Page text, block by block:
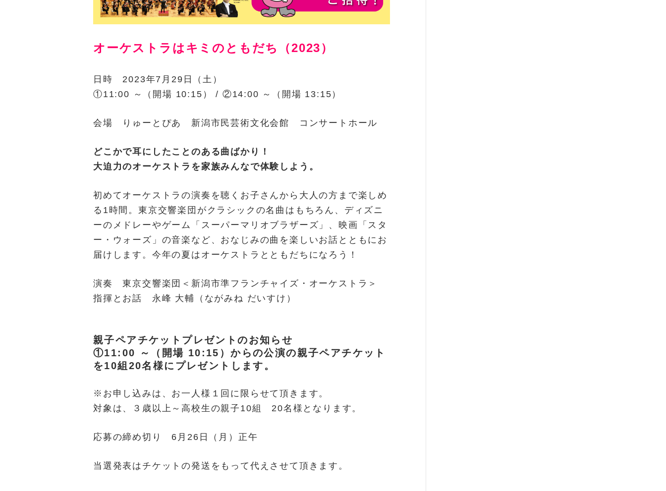
オーケストラはキミのともだち（2023）
日時 2023年7月29日（土）
①11:00 ～（開場 10:15） / ②14:00 ～（開場 13:15）
会場 りゅーとぴあ 新潟市民芸術文化会館 コンサートホール
どこかで耳にしたことのある曲ばかり！
大迫力のオーケストラを家族みんなで体験しよう。
初めてオーケストラの演奏を聴くお子さんから大人の方まで楽しめ
る1時間。東京交響楽団がクラシックの名曲はもちろん、ディズニ
ーのメドレーやゲーム「スーパーマリオブラザーズ」、映画「スタ
ー・ウォーズ」の音楽など、おなじみの曲を楽しいお話とともにお
届けします。今年の夏はオーケストラとともだちになろう！
演奏 東京交響楽団＜新潟市準フランチャイズ・オーケストラ＞
指揮とお話 永峰 大輔（ながみね だいすけ）
親子ペアチケットプレゼントのお知らせ
①11:00 ～（開場 10:15）からの公演の親子ペアチケット
を10組20名様にプレゼントします。
※お申し込みは、お一人様１回に限らせて頂きます。
対象は、３歳以上～高校生の親子10組 20名様となります。
応募の締め切り 6月26日（月）正午
当選発表はチケットの発送をもって代えさせて頂きます。